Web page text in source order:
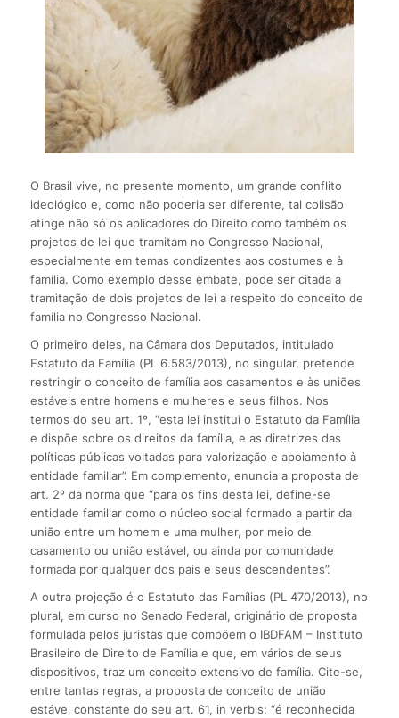
O Brasil vive, no presente momento, um grande conflito
ideológico e, como não poderia ser diferente, tal colisão
atinge não só os aplicadores do Direito como também os
projetos de lei que tramitam no Congresso Nacional,
especialmente em temas condizentes aos costumes e à
família. Como exemplo desse embate, pode ser citada a
tramitação de dois projetos de lei a respeito do conceito de
família no Congresso Nacional.
O primeiro deles, na Câmara dos Deputados, intitulado
Estatuto da Família (PL 6.583/2013), no singular, pretende
restringir o conceito de família aos casamentos e às uniões
estáveis entre homens e mulheres e seus filhos. Nos
termos do seu art. 1º, “esta lei institui o Estatuto da Família
e dispõe sobre os direitos da família, e as diretrizes das
políticas públicas voltadas para valorização e apoiamento à
entidade familiar”. Em complemento, enuncia a proposta de
art. 2º da norma que “para os fins desta lei, define-se
entidade familiar como o núcleo social formado a partir da
união entre um homem e uma mulher, por meio de
casamento ou união estável, ou ainda por comunidade
formada por qualquer dos pais e seus descendentes”.
A outra projeção é o Estatuto das Famílias (PL 470/2013), no
plural, em curso no Senado Federal, originário de proposta
formulada pelos juristas que compõem o IBDFAM – Instituto
Brasileiro de Direito de Família e que, em vários de seus
dispositivos, traz um conceito extensivo de família. Cite-se,
entre tantas regras, a proposta de conceito de união
estável constante do seu art. 61, in verbis: “é reconhecida